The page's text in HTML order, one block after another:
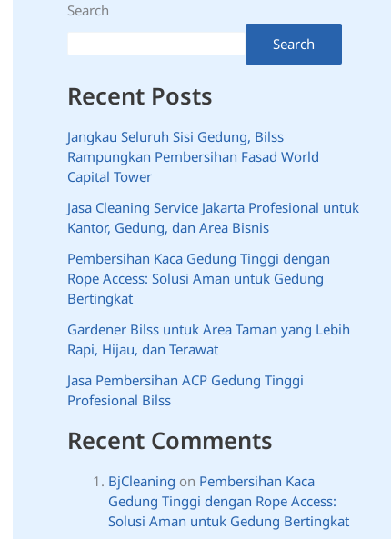
Search
Search
Recent Posts
Jangkau Seluruh Sisi Gedung, Bilss
Rampungkan Pembersihan Fasad World
Capital Tower
Jasa Cleaning Service Jakarta Profesional untuk
Kantor, Gedung, dan Area Bisnis
Pembersihan Kaca Gedung Tinggi dengan
Rope Access: Solusi Aman untuk Gedung
Bertingkat
Gardener Bilss untuk Area Taman yang Lebih
Rapi, Hijau, dan Terawat
Jasa Pembersihan ACP Gedung Tinggi
Profesional Bilss
Recent Comments
BjCleaning on Pembersihan Kaca
Gedung Tinggi dengan Rope Access:
Solusi Aman untuk Gedung Bertingkat